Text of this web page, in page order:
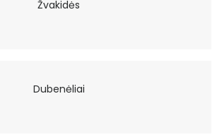
Žvakidės
Dubenėliai